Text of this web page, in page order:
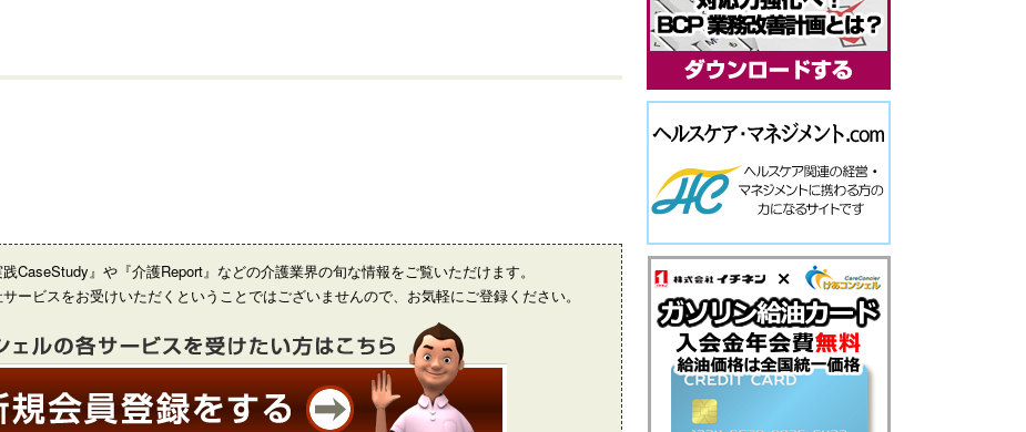
CaseStudy』や『介護Report』などの介護業界の旬な情報をご覧いただけます。
ービスをお受けいただくということではございませんので、お気軽にご登録ください。